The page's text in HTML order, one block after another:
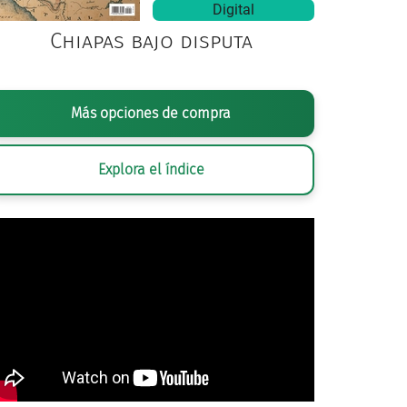
Digital
Chiapas bajo disputa
Más opciones de compra
Explora el índice